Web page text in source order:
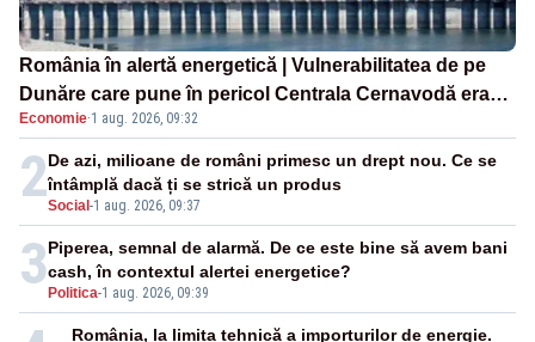
România în alertă energetică | Vulnerabilitatea de pe
Dunăre care pune în pericol Centrala Cernavodă era
cunoscută de pe vremea lui Ceaușescu
Economie·1 aug. 2026, 09:32
2Social-1 aug. 2026, 09:37
De azi, milioane de români primesc un drept nou. Ce se
întâmplă dacă ți se strică un produs
3Politica-1 aug. 2026, 09:39
Piperea, semnal de alarmă. De ce este bine să avem bani
cash, în contextul alertei energetice?
România, la limita tehnică a importurilor de energie.